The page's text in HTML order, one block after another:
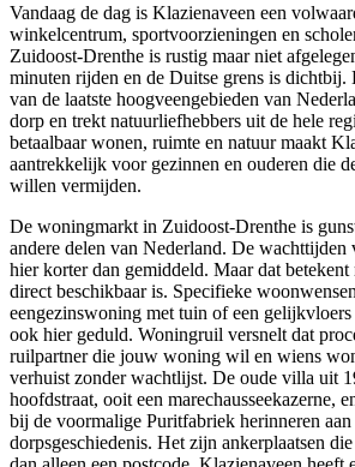
Vandaag de dag is Klazienaveen een
winkelcentrum, sportvoorzieningen en
Zuidoost-Drenthe is rustig maar niet
minuten rijden en de Duitse grens is dichtbij.
van de laatste hoogveengebieden van
dorp en trekt natuurliefhebbers uit de hele
betaalbaar wonen, ruimte en natuur maakt
aantrekkelijk voor gezinnen en ouderen die
willen vermijden.
De woningmarkt in Zuidoost-Drenthe is
andere delen van Nederland. De wachttijden
hier korter dan gemiddeld. Maar dat
direct beschikbaar is. Specifieke
eengezinswoning met tuin of een gelijkvloers
ook hier geduld. Woningruil versnelt dat
ruilpartner die jouw woning wil en wiens
verhuist zonder wachtlijst. De oude villa uit
hoofdstraat, ooit een marechausseekazerne,
bij de voormalige Puritfabriek herinneren aan
dorpsgeschiedenis. Het zijn ankerplaatsen